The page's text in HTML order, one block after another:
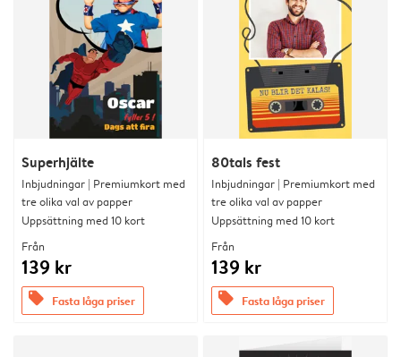
Superhjälte
Inbjudningar | Premiumkort med
tre olika val av papper
Uppsättning med 10 kort
Från
139 kr
offers Fasta låga priser
80tals fest
Inbjudningar | Premiumkort med
tre olika val av papper
Uppsättning med 10 kort
Från
139 kr
offers Fasta låga priser